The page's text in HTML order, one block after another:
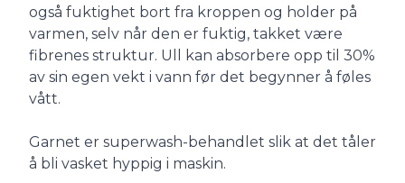
også fuktighet bort fra kroppen og holder på
varmen, selv når den er fuktig, takket være
fibrenes struktur. Ull kan absorbere opp til 30%
av sin egen vekt i vann før det begynner å føles
vått.
Garnet er superwash-behandlet slik at det tåler
å bli vasket hyppig i maskin.